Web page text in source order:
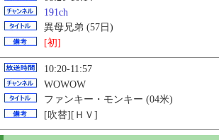
191ch
異母兄弟 (57日)
[初]
10:20-11:57
WOWOW
ファンキー・モンキー (04米)
[吹替][ＨＶ]